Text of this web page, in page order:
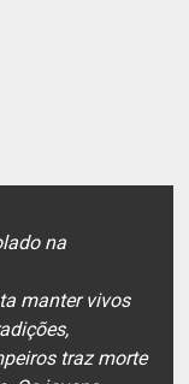
na
manter vivos
traz morte